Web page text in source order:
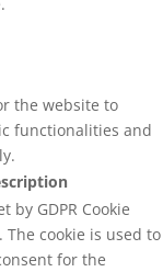
the website to
functionalities and
by GDPR Cookie
The cookie is used to
for the